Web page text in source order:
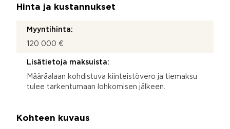
Hinta ja kustannukset
Myyntihinta:
120 000 €
Lisätietoja maksuista:
Määräalaan kohdistuva kiinteistövero ja tiemaksu
tulee tarkentumaan lohkomisen jälkeen.
Kohteen kuvaus